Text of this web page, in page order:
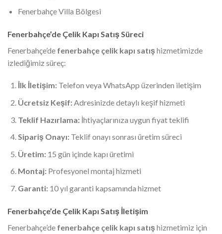
Fenerbahçe Villa Bölgesi
Fenerbahçe’de Çelik Kapı Satış Süreci
Fenerbahçe’de fenerbahçe çelik kapı satışhizmetimizde
izlediğimiz süreç:
İlk İletişim:Telefon veya WhatsApp üzerinden iletişim
Ücretsiz Keşif:Adresinizde detaylı keşif hizmeti
Teklif Hazırlama:İhtiyaçlarınıza uygun fiyat teklifi
Sipariş Onayı:Teklif onayı sonrası üretim süreci
Üretim:15 gün içinde kapı üretimi
Montaj:Profesyonel montaj hizmeti
Garanti:10 yıl garanti kapsamında hizmet
Fenerbahçe’de Çelik Kapı Satış İletişim
Fenerbahçe’de fenerbahçe çelik kapı satışhizmetimiz için